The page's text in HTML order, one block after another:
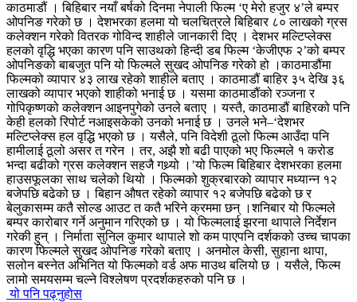
काठमाडौं । बिहिबार नयाँ बर्षको दिनमा नेपाली फिल्म ‘ए मेरो हजुर ४’ले बम्पर
ओपनिङ गरेको छ । देशभरका हलमा यो चलचित्रले बिहिबार ८० लाखको ग्रस
कलेक्शन गरेको वितरक गोविन्द शाहीले जानकारी दिए । देशभर मल्टिप्लेक्स
हलको वृद्धि भएका कारण पनि साउथको हिन्दी डब फिल्म ‘केजीएफ २’को बम्पर
ओपनिङको बाबजुत पनि यो फिल्मले सुखद ओपनिङ गरेको हो ।काठमाडौंमा
फिल्मको व्यापार ४३ लाख रहेको शाहीले बताए । काठमाडौं बाहिर ३५ देखि ३६
लाखको व्यापार भएको शाहीको भनाई छ । यसमा काठमाडौंको रञ्जना र
गोपिकृष्णको कलेक्शन आइनपुगेको उनले बताए । यस्तै, काठमाडौं बाहिरको पनि
केही हलको रिपोर्ट नआइसकेको उनको भनाई छ । उनले भने–‘देशभर
मल्टिप्लेक्स हल वृद्धि भएको छ । यसैले, पनि विदेशी ठूलो फिल्म आउँदा पनि
हामीलाई ठूलो असर त गरेन । तर, अझै शो बढी पाएको भए फिल्मले १ करोड
भन्दा बढीको ग्रस कलेक्शन सहजै गथ्र्यो ।’यो फिल्म बिहिबार देशभरका हलमा
हाउसफूलका साथ चलेको थियो । फिल्मको शुक्रबारको व्यापार मध्यान्न १२
बजेपछि बढेको छ । बिहान औषत रहेको व्यापार १२ बजेपछि बढेको छ र
बेलुकासम्म कतै सोल्ड आउट त कतै भरिने क्रममा छन् ।शनिबार यो फिल्मले
बम्पर कारोबार गर्ने अनुमान गरिएको छ । यो फिल्मलाई झरना थापाले निर्देशन
गरेकी हुन् । निर्माता सुनिल कुमार थापाले शो कम पाएपनि दर्शकको उच्च चापका
कारण फिल्मले सुखद ओपनिङ गरेको बताए । अनमोल केसी, सुहाना थापा,
सलोन बस्नेत अभिनित यो फिल्मको वर्ड अफ माउथ बलियो छ । यसैले, फिल्म
लामो समयसम्म चल्ने विश्लेषण प्रदर्शकहरुको पनि छ ।
यो पनि पढ्नुहोस